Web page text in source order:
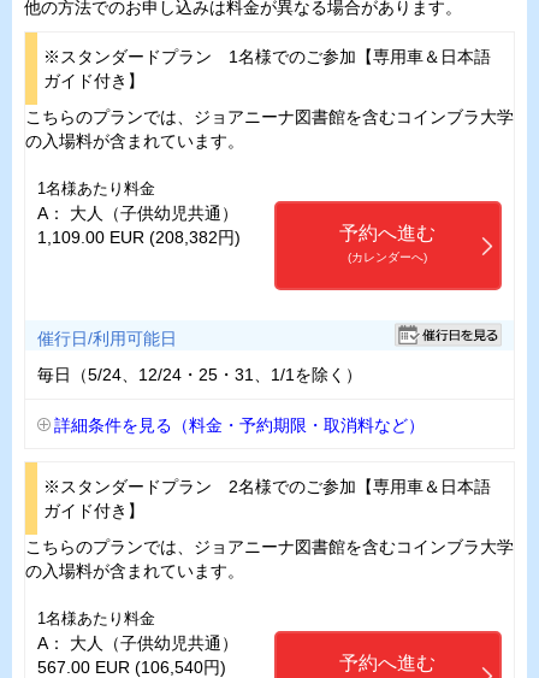
他の方法でのお申し込みは料金が異なる場合があります。
※スタンダードプラン 1名様でのご参加【専用車＆日本語
ガイド付き】
こちらのプランでは、ジョアニーナ図書館を含むコインブラ大学
の入場料が含まれています。
1名様あたり料金
A： 大人（子供幼児共通）
1,109.00 EUR (208,382円)
予約へ進む
(カレンダーへ)
催行日/利用可能日
毎日（5/24、12/24・25・31、1/1を除く）
詳細条件を見る（料金・予約期限・取消料など）
※スタンダードプラン 2名様でのご参加【専用車＆日本語
ガイド付き】
こちらのプランでは、ジョアニーナ図書館を含むコインブラ大学
の入場料が含まれています。
1名様あたり料金
A： 大人（子供幼児共通）
567.00 EUR (106,540円)
予約へ進む